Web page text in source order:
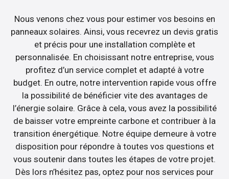
Nous venons chez vous pour estimer vos besoins en
panneaux solaires. Ainsi, vous recevrez un devis gratis
et précis pour une installation complète et
personnalisée. En choisissant notre entreprise, vous
profitez d’un service complet et adapté à votre
budget. En outre, notre intervention rapide vous offre
la possibilité de bénéficier vite des avantages de
l’énergie solaire. Grâce à cela, vous avez la possibilité
de baisser votre empreinte carbone et contribuer à la
transition énergétique. Notre équipe demeure à votre
disposition pour répondre à toutes vos questions et
vous soutenir dans toutes les étapes de votre projet.
Dès lors n’hésitez pas, optez pour nos services pour